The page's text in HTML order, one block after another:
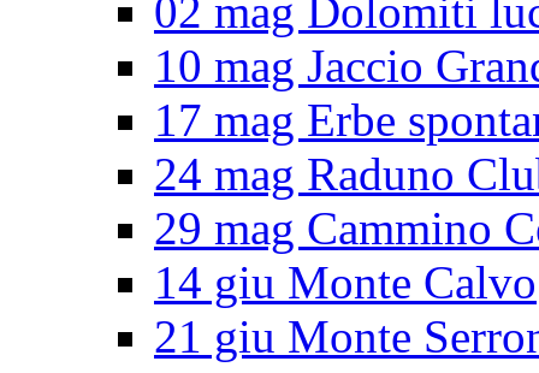
02 mag Dolomiti
10 mag Jaccio
17 mag Erbe
24 mag Raduno
29 mag Cammino
14 giu Monte Calvo
21 giu Monte